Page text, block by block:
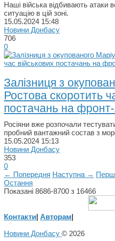
Наші війська відбивають атаки
ситуацію в цій зоні.
15.05.2024 15:48
Новини Донбасу
706
0
Залізниця з
Ростова скоротить
постачань на
Росіяни вже розпочали
пробний вантажний состав з
15.05.2024 15:13
Новини Донбасу
353
0
← Попередня Наступна →
Остання
Показані 8686-8700 з 16466
Контакти| Авторам|
Новини Донбасу © 2026